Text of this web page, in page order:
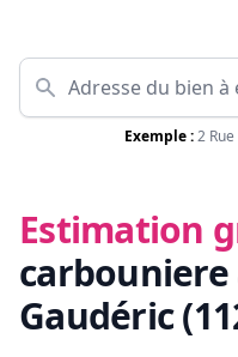
Exemple :2
Estimation
carbouniere
Gaudéric